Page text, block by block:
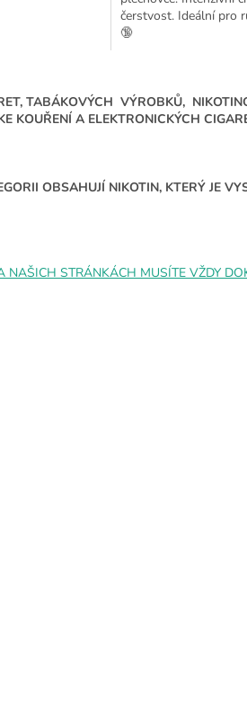
čerstvost. Ideální pro
🔞
l
á
í
y
TABÁKOVÝCH VÝROBKŮ,
KOUŘENÍ A ELEKTRONICKÝCH
OBSAHUJÍ NIKOTIN, KTERÝ JE
NAŠICH STRÁNKÁCH MUSÍTE VŽDY